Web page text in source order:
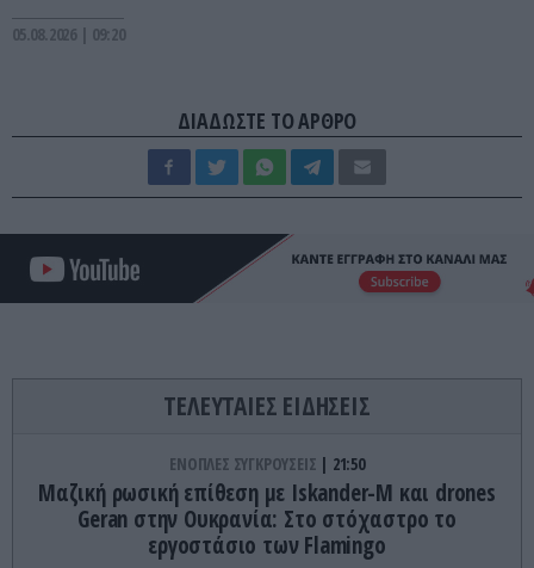
05.08.2026 | 09:20
ΔΙΑΔΩΣΤΕ ΤΟ ΑΡΘΡΟ
ΤΕΛΕΥΤΑΙΕΣ ΕΙΔΗΣΕΙΣ
ΕΝΟΠΛΕΣ ΣΥΓΚΡΟΥΣΕΙΣ 21:50
Μαζική ρωσική επίθεση με Iskander-M και drones
Geran στην Ουκρανία: Στο στόχαστρο το
εργοστάσιο των Flamingo